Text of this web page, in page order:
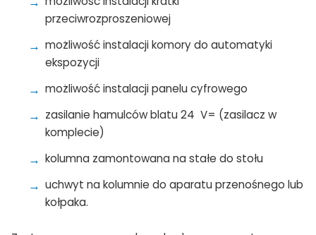
przeciwrozproszeniowej
możliwość instalacji komory do automatyki
ekspozycji
możliwość instalacji panelu cyfrowego
zasilanie hamulców blatu 24 V= (zasilacz w
komplecie)
kolumna zamontowana na stałe do stołu
uchwyt na kolumnie do aparatu przenośnego lub
kołpaka.